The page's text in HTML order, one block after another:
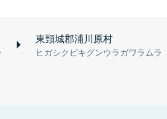
東頸城郡浦川原村
ヒガシクビキグンウラガワラムラ